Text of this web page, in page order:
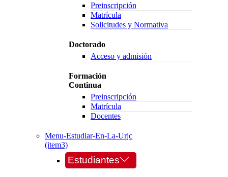
Preinscripción
Matrícula
Solicitudes y Normativa
Doctorado
Acceso y admisión
Formación
Continua
Preinscripción
Matrícula
Docentes
Menu-Estudiar-En-La-Urjc
(item3)
Estudiantes